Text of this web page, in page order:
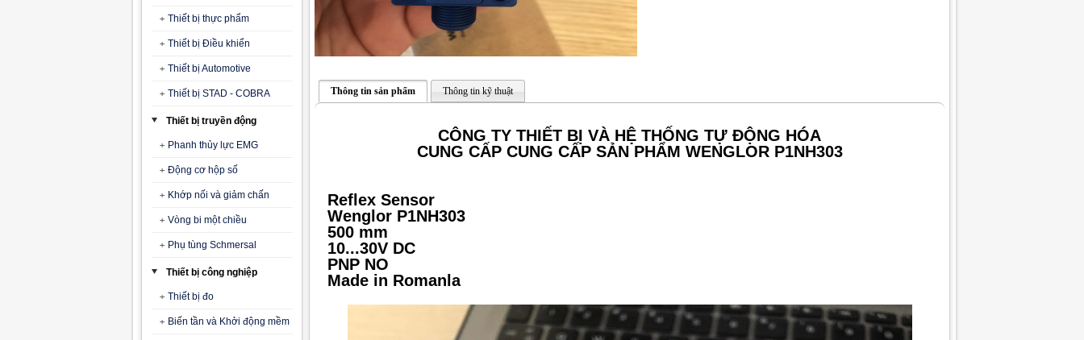
Thiết bị thực phẩm
Thiết bị Điều khiển
Thiết bị Automotive
Thiết bị STAD - COBRA
Thiết bị truyền động
Phanh thủy lực EMG
Động cơ hộp số
Khớp nối và giảm chấn
Vòng bi một chiều
Phụ tùng Schmersal
Thiết bị công nghiệp
Thiết bị đo
Biến tần và Khởi động mềm
Thông tin sản phẩm Thông tin kỹ thuật
CÔNG TY THIẾT BỊ VÀ HỆ THỐNG TỰ ĐỘNG HÓA
CUNG CẤP CUNG CẤP SẢN PHẨM WENGLOR P1NH303
Reflex Sensor
Wenglor P1NH303
500 mm
10...30V DC
PNP NO
Made in Romanla